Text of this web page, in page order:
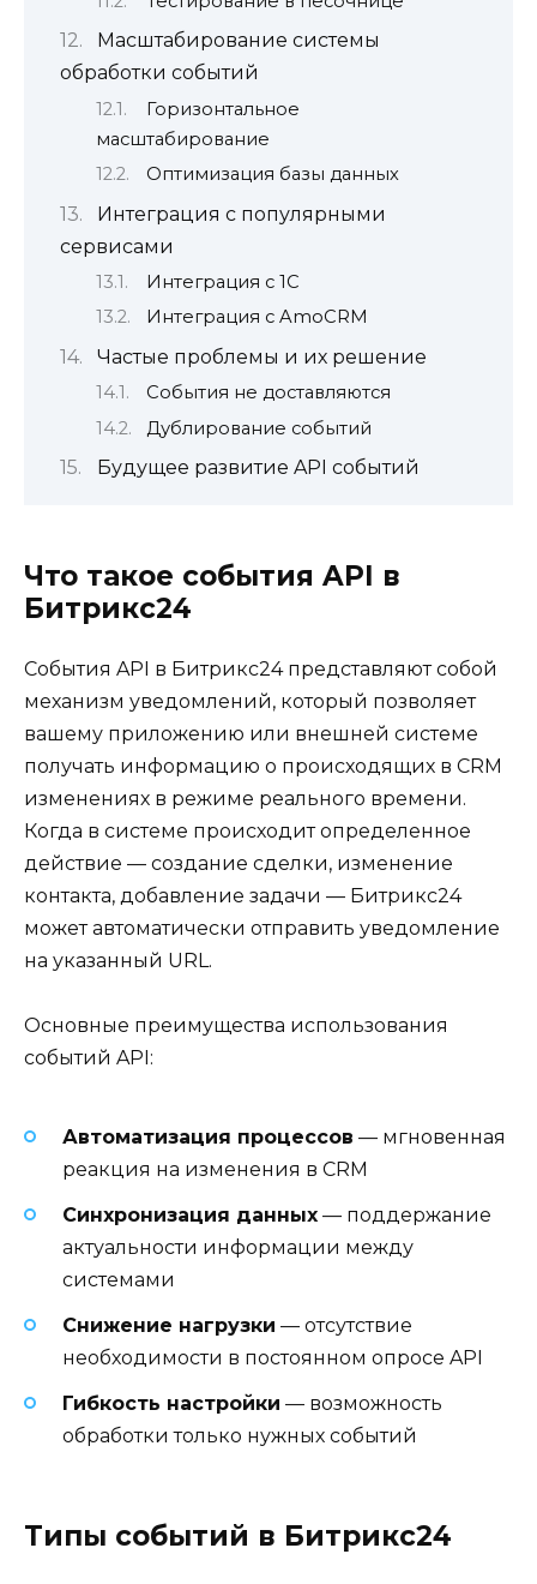
Масштабирование системы
обработки событий
Горизонтальное
масштабирование
Оптимизация базы данных
Интеграция с популярными
сервисами
Интеграция с 1С
Интеграция с AmoCRM
Частые проблемы и их решение
События не доставляются
Дублирование событий
Будущее развитие API событий
Что такое события API в
Битрикс24
События API в Битрикс24 представляют собой
механизм уведомлений, который позволяет
вашему приложению или внешней системе
получать информацию о происходящих в CRM
изменениях в режиме реального времени.
Когда в системе происходит определенное
действие — создание сделки, изменение
контакта, добавление задачи — Битрикс24
может автоматически отправить уведомление
на указанный URL.
Основные преимущества использования
событий API:
Автоматизация процессов — мгновенная
реакция на изменения в CRM
Синхронизация данных — поддержание
актуальности информации между
системами
Снижение нагрузки — отсутствие
необходимости в постоянном опросе API
Гибкость настройки — возможность
обработки только нужных событий
Типы событий в Битрикс24